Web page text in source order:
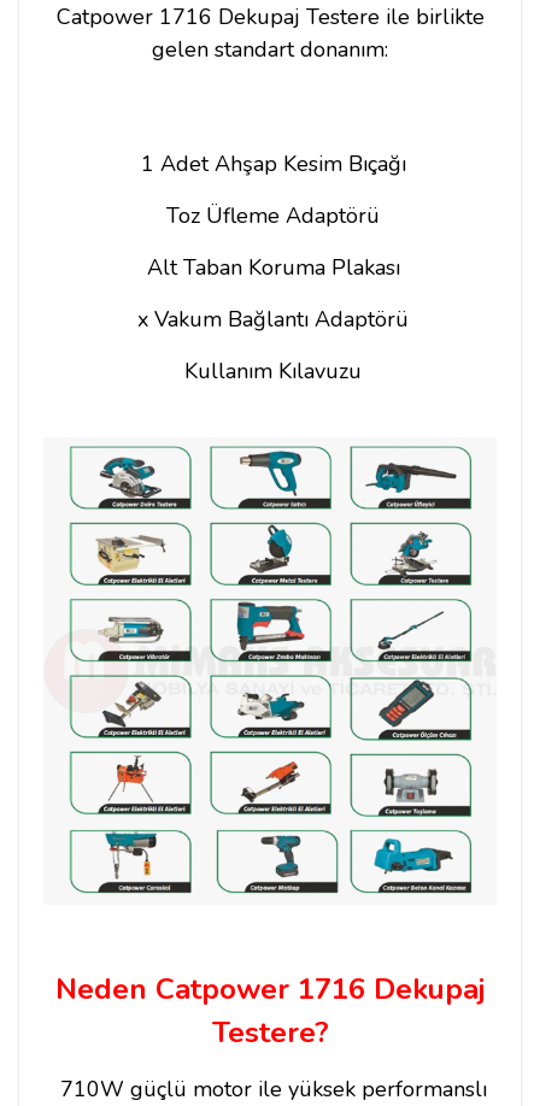
Catpower 1716 Dekupaj Testere ile birlikte
gelen standart donanım:
1 Adet Ahşap Kesim Bıçağı
Toz Üfleme Adaptörü
Alt Taban Koruma Plakası
x Vakum Bağlantı Adaptörü
Kullanım Kılavuzu
Neden Catpower 1716 Dekupaj
Testere?
710W güçlü motor ile yüksek performanslı